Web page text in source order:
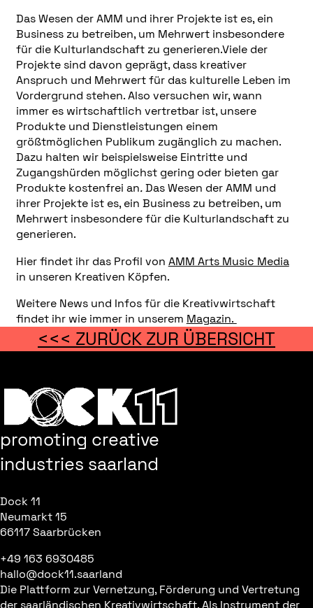
Das Wesen der AMM und ihrer Projekte ist es, ein
Business zu betreiben, um Mehrwert insbesondere
für die Kulturlandschaft zu generieren.Viele der
Projekte sind davon geprägt, dass kreativer
Anspruch und Mehrwert für das kulturelle Leben im
Vordergrund stehen. Also versuchen wir, wann
immer es wirtschaftlich vertretbar ist, unsere
Produkte und Dienstleistungen einem
größtmöglichen Publikum zugänglich zu machen.
Dazu halten wir beispielsweise Eintritte und
Zugangshürden möglichst gering oder bieten gar
Produkte kostenfrei an.Das Wesen der AMM und
ihrer Projekte ist es, ein Business zu betreiben, um
Mehrwert insbesondere für die Kulturlandschaft zu
generieren.
Hier findet ihr das Profil von AMM Arts Music Media
in unseren Kreativen Köpfen.
Weitere News und Infos für die Kreativwirtschaft
findet ihr wie immer in unserem Magazin.
<<< ZURÜCK ZUR ÜBERSICHT
promoting creative
industries saarland
Dock 11
Neumarkt 15
66117 Saarbrücken
+49 163 6930485
hallo@dock11.saarland
Die Plattform zur Vernetzung, Förderung und Vertretung
der saarländischen Kreativwirtschaft. Als Instrument der